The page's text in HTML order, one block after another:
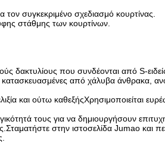
τον συγκεκριμένο σχεδιασμό κουρτίνας.
στάθμης των κουρτίνων.
δακτυλίους που συνδέονται από S-
κατασκευασμένες από χάλυβα άνθρακα,
και ούτω καθεξήςΧρησιμοποιείται
τους για να δημιουργήσουν
στην ιστοσελίδα Jumao και